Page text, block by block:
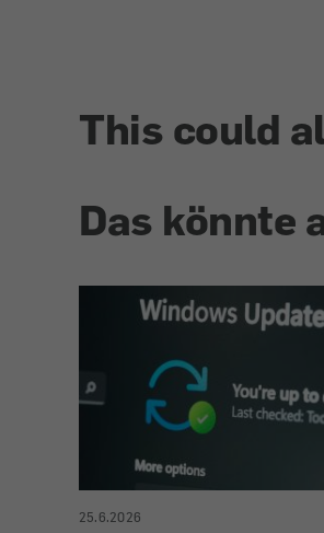
This could
Das könnte
25.6.2026